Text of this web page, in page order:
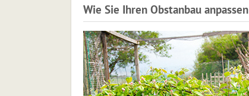
Wie Sie Ihren Obstanbau anpassen